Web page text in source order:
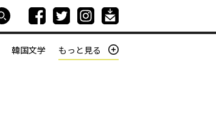
韓国文学 もっと見る